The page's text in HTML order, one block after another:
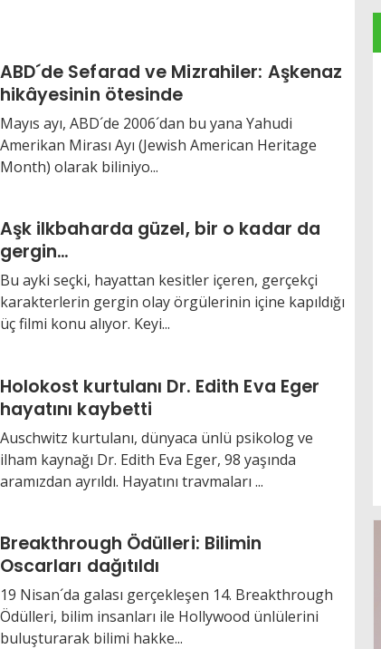
ABD´de Sefarad ve Mizrahiler: Aşkenaz
hikâyesinin ötesinde
Mayıs ayı, ABD´de 2006´dan bu yana Yahudi
Amerikan Mirası Ayı (Jewish American Heritage
Month) olarak biliniyo...
Aşk ilkbaharda güzel, bir o kadar da
gergin…
Bu ayki seçki, hayattan kesitler içeren, gerçekçi
karakterlerin gergin olay örgülerinin içine kapıldığı
üç filmi konu alıyor. Keyi...
Holokost kurtulanı Dr. Edith Eva Eger
hayatını kaybetti
Auschwitz kurtulanı, dünyaca ünlü psikolog ve
ilham kaynağı Dr. Edith Eva Eger, 98 yaşında
aramızdan ayrıldı. Hayatını travmaları ...
Breakthrough Ödülleri: Bilimin
Oscarları dağıtıldı
19 Nisan´da galası gerçekleşen 14. Breakthrough
Ödülleri, bilim insanları ile Hollywood ünlülerini
buluşturarak bilimi hakke...